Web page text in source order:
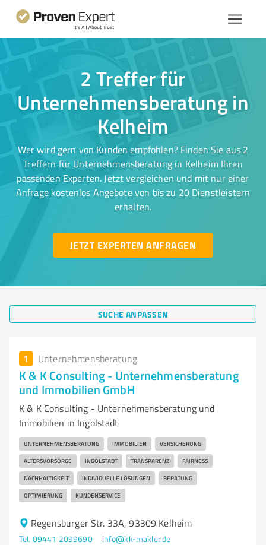
2 Treffer für
Unternehmensberatung in
Kelheim
Wer wird gern von Kunden empfohlen? Finden Sie aus 2
Treffern für Unternehmensberatung in Kelheim Ihren
passenden Experten. Jetzt vergleichen und mit nur einer
Anfrage kostenlos Angebote von bis zu 20 Dienstleistern
erhalten.
JETZT EXPERTEN ANFRAGEN
SUCHE ANPASSEN
1 Unternehmensberatung
K & K Consulting - Unternehmensberatung
und Immobilien GmbH
K & K Consulting - Unternehmensberatung und
Immobilien in Ingolstadt
UNTERNEHMENSBERATUNG IMMOBILIEN VERSICHERUNG
ALTERSVORSORGE INGOLSTADT TRANSPARENZ FAIRNESS
NACHHALTIGKEIT INDIVIDUELLE LÖSUNGEN BERATUNG
OPTIMIERUNG KUNDENSERVICE
Regensburger Str. 33A, 93309 Kelheim
Tel. 09441 2099690
info@kk-makler.de